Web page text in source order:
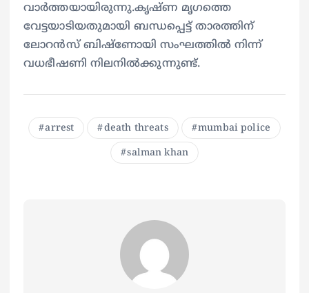
വാര്‍ത്തയായിരുന്നു.കൃഷ്ണ മൃഗത്തെ
വേട്ടയാടിയതുമായി ബന്ധപ്പെട്ട് താരത്തിന്
ലോറൻസ് ബിഷ്‌ണോയി സംഘത്തിൽ നിന്ന്
വധഭീഷണി നിലനില്‍ക്കുന്നുണ്ട്.
arrest death threats mumbai police
salman khan